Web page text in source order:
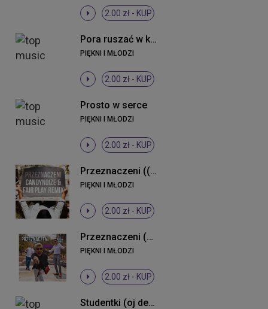
2.00 zł - KUP
Pora ruszać w klub (Radio Edit)
PIĘKNI I MŁODZI
2.00 zł - KUP
Prosto w serce
PIĘKNI I MŁODZI
2.00 zł - KUP
Przeznaczeni ((CandyNoize & Fair Play Remix))
PIĘKNI I MŁODZI
2.00 zł - KUP
Przeznaczeni (Original Mix)
PIĘKNI I MŁODZI
2.00 zł - KUP
Studentki (oj dewki) (Radio Edit)